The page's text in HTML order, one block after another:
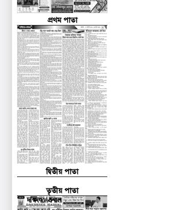
প্রথম পাতা
দ্বিতীয় পাতা
তৃতীয় পাতা